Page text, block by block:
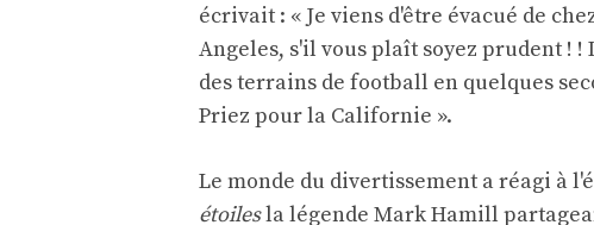
écrivait : « Je viens d'être évacué de
Angeles, s'il vous plaît soyez prudent !
des terrains de football en quelques
Priez pour la Californie ».
Le monde du divertissement a réagi à
étoilesla légende Mark Hamill